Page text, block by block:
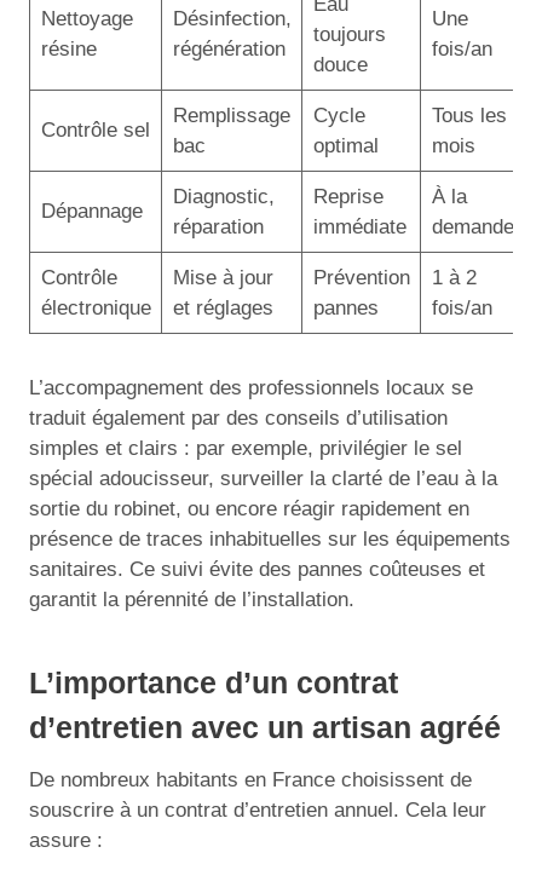
Nettoyage
résine
Désinfection,
régénération
toujours
douce
Une
fois/an
Contrôle sel
Remplissage
bac
Cycle
optimal
Tous les 2
mois
Dépannage
Diagnostic,
réparation
Reprise
immédiate
À la
demande
Contrôle
électronique
Mise à jour
et réglages
Prévention
pannes
1 à 2
fois/an
L’accompagnement des professionnels locaux se
traduit également par des conseils d’utilisation
simples et clairs : par exemple, privilégier le sel
spécial adoucisseur, surveiller la clarté de l’eau à la
sortie du robinet, ou encore réagir rapidement en
présence de traces inhabituelles sur les équipements
sanitaires. Ce suivi évite des pannes coûteuses et
garantit la pérennité de l’installation.
L’importance d’un contrat
d’entretien avec un artisan agréé
De nombreux habitants en France choisissent de
souscrire à un contrat d’entretien annuel. Cela leur
assure :